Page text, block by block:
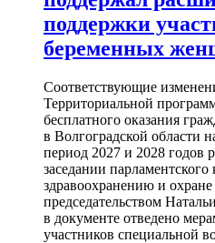
поддержки
беременных
Соответствующие
Территориальной
бесплатного оказания
в Волгоградской области
период 2027 и 2028 годов
заседании парламентского
здравоохранению и
председательством
в документе отведено
участников специальной